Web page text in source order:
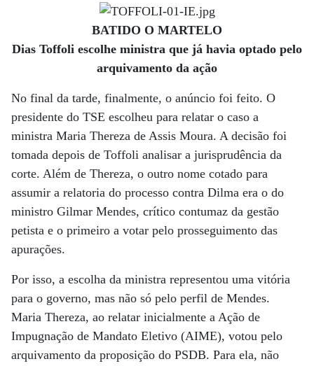
BATIDO O MARTELO
Dias Toffoli escolhe ministra que já havia optado pelo
arquivamento da ação
No final da tarde, finalmente, o anúncio foi feito. O
presidente do TSE escolheu para relatar o caso a
ministra Maria Thereza de Assis Moura. A decisão foi
tomada depois de Toffoli analisar a jurisprudência da
corte. Além de Thereza, o outro nome cotado para
assumir a relatoria do processo contra Dilma era o do
ministro Gilmar Mendes, crítico contumaz da gestão
petista e o primeiro a votar pelo prosseguimento das
apurações.
Por isso, a escolha da ministra representou uma vitória
para o governo, mas não só pelo perfil de Mendes.
Maria Thereza, ao relatar inicialmente a Ação de
Impugnação de Mandato Eletivo (AIME), votou pelo
arquivamento da proposição do PSDB. Para ela, não